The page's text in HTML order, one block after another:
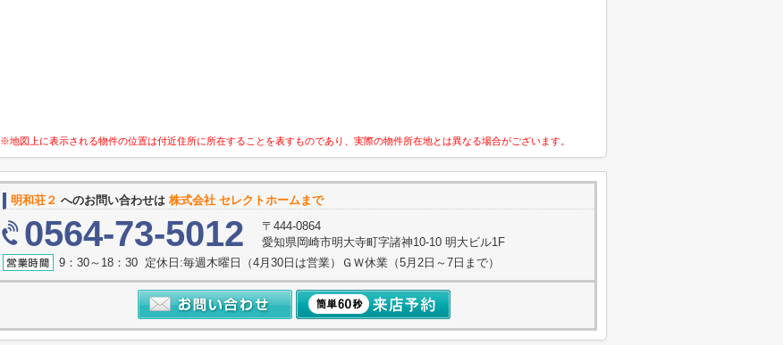
※地図上に表示される物件の位置は付近住所に所在することを表すものであり、実際の物件所在地とは異なる場合がございます。
明和荘２ へのお問い合わせは 株式会社 セレクトホームまで
0564-73-5012
〒444-0864
愛知県岡崎市明大寺町字諸神10-10 明大ビル1F
9：30～18：30 定休日:毎週木曜日（4月30日は営業）ＧＷ休業（5月2日～7日まで）